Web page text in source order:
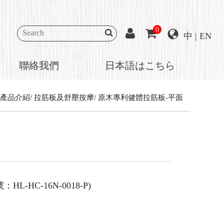
中 | EN
0
聯絡我們 日本語はこちら
產品介紹 拉筋板及舒壓按摩 原木專利健體拉筋板-平面
HL-HC-16N-0018-P)